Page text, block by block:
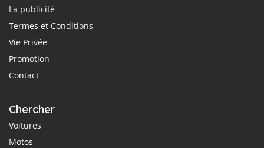
La publicité
Termes et Conditions
Vie Privée
Promotion
Contact
Chercher
Voitures
Motos